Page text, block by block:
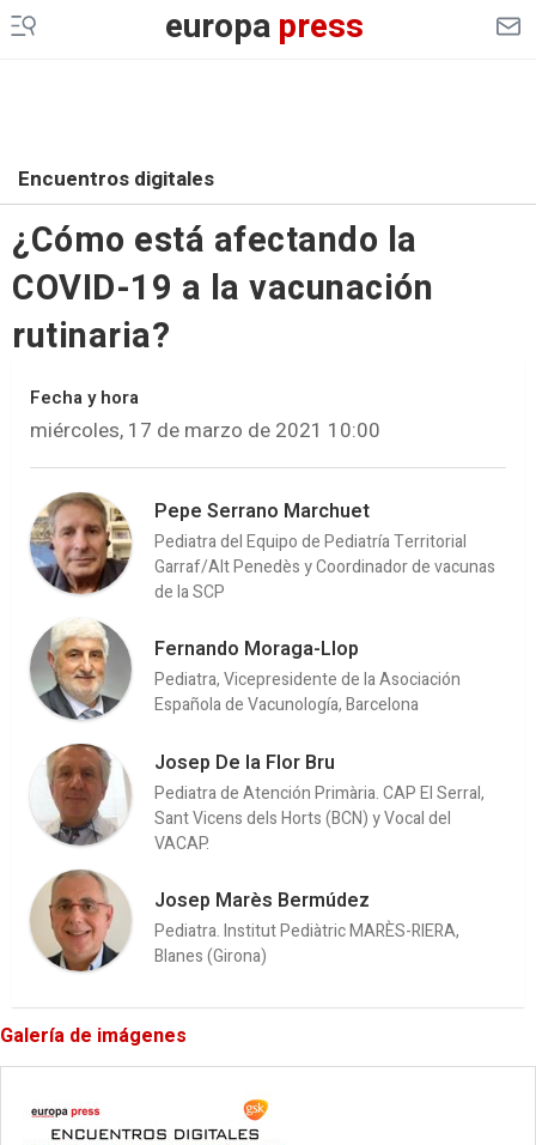
europapress
Encuentros digitales
¿Cómo está afectando la
COVID-19 a la vacunación
rutinaria?
Fecha y hora
miércoles, 17 de marzo de 2021 10:00
Pepe Serrano Marchuet
Pediatra del Equipo de Pediatría Territorial
Garraf/Alt Penedès y Coordinador de vacunas
de la SCP
Fernando Moraga-Llop
Pediatra, Vicepresidente de la Asociación
Española de Vacunología, Barcelona
Josep De la Flor Bru
Pediatra de Atención Primària. CAP El Serral,
Sant Vicens dels Horts (BCN) y Vocal del
VACAP.
Josep Marès Bermúdez
Pediatra. Institut Pediàtric MARÈS-RIERA,
Blanes (Girona)
Galería de imágenes